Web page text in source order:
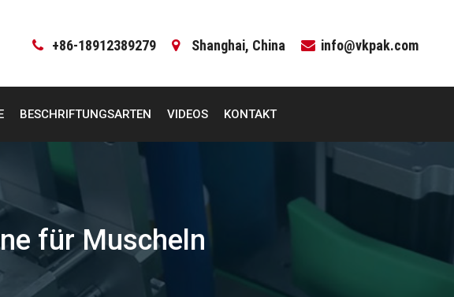
+86-18912389279 Shanghai, China info@vkpak.com
BESCHRIFTUNGSARTEN VIDEOS KONTAKT
für Muscheln